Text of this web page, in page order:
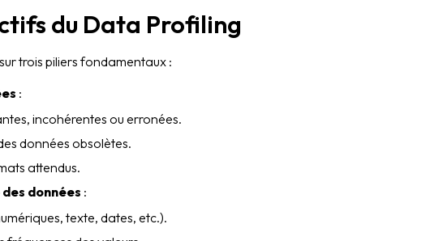
du Data Profiling
trois piliers fondamentaux :
:
incohérentes ou erronées.
données obsolètes.
attendus.
données :
texte, dates, etc.).